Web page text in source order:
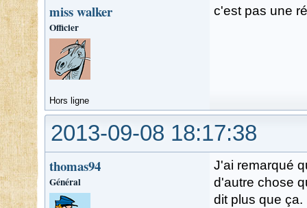
miss walker
Officier
c'est pas une
Hors ligne
2013-09-08 18:17:38
thomas94
Général
J'ai remarqué
d'autre chose
dit plus que ça.